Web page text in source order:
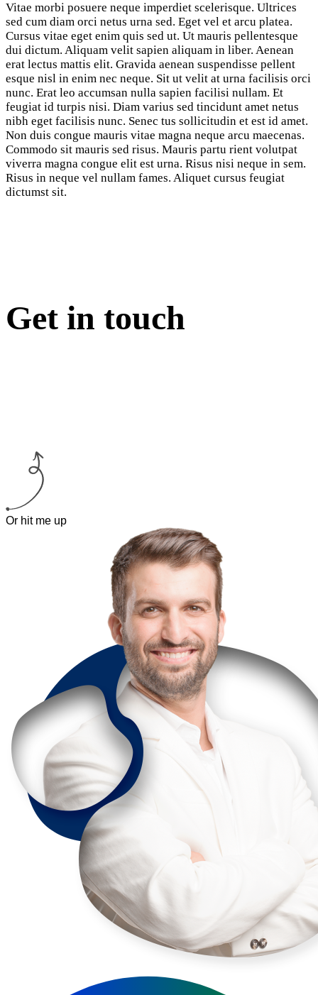
Vitae morbi posuere neque imperdiet scelerisque. Ultrices
sed cum diam orci netus urna sed. Eget vel et arcu platea.
Cursus vitae eget enim quis sed ut. Ut mauris pellentesque
dui dictum. Aliquam velit sapien aliquam in liber. Aenean
erat lectus mattis elit. Gravida aenean suspendisse pellent
esque nisl in enim nec neque. Sit ut velit at urna facilisis orci
nunc. Erat leo accumsan nulla sapien facilisi nullam. Et
feugiat id turpis nisi. Diam varius sed tincidunt amet netus
nibh eget facilisis nunc. Senec tus sollicitudin et est id amet.
Non duis congue mauris vitae magna neque arcu maecenas.
Commodo sit mauris sed risus. Mauris partu rient volutpat
viverra magna congue elit est urna. Risus nisi neque in sem.
Risus in neque vel nullam fames. Aliquet cursus feugiat
dictumst sit.
Get in touch
Or hit me up